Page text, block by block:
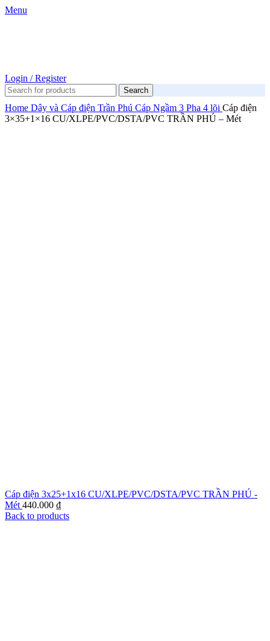
Menu
Login / Register
Search
Home Dây và Cáp điện Trần Phú Cáp Ngầm 3 Pha 4 lõi Cáp điện
3×35+1×16 CU/XLPE/PVC/DSTA/PVC TRẦN PHÚ – Mét
Cáp điện 3x25+1x16 CU/XLPE/PVC/DSTA/PVC TRẦN PHÚ -
Mét 440.000 ₫
Back to products